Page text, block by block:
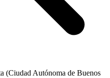
(Ciudad Autónoma de Buenos